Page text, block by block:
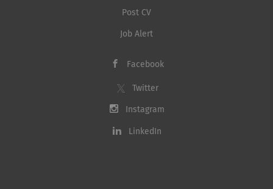
Post CV
Job Alert
Facebook
Twitter
Instagram
LinkedIn